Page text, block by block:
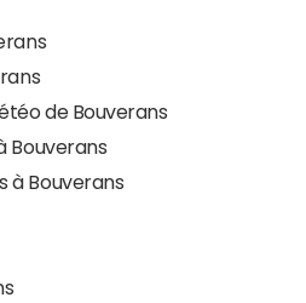
de Bouverans
Bouverans
à Bouverans